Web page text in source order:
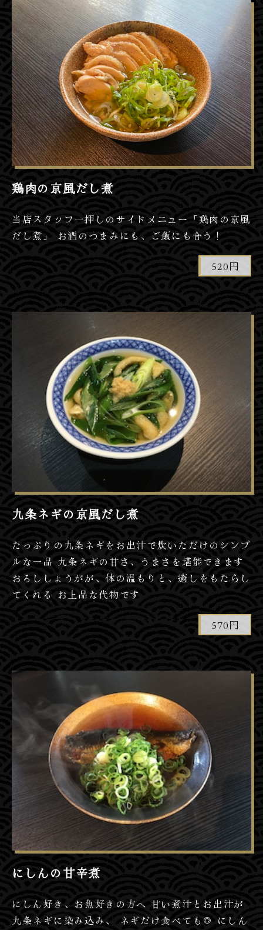
鶏肉の京風だし煮
当店スタッフ一押しのサイドメニュー「鶏肉の京風
だし煮」 お酒のつまみにも、ご飯にも合う！
520円
九条ネギの京風だし煮
たっぷりの九条ネギをお出汁で炊いただけのシンプ
ルな一品 九条ネギの甘さ、うまさを堪能できます
おろししょうがが、体の温もりと、癒しをもたらし
てくれる お上品な代物です
570円
にしんの甘辛煮
にしん好き、お魚好きの方へ 甘い煮汁とお出汁が
九条ネギに染み込み、 ネギだけ食べても◎ にしん